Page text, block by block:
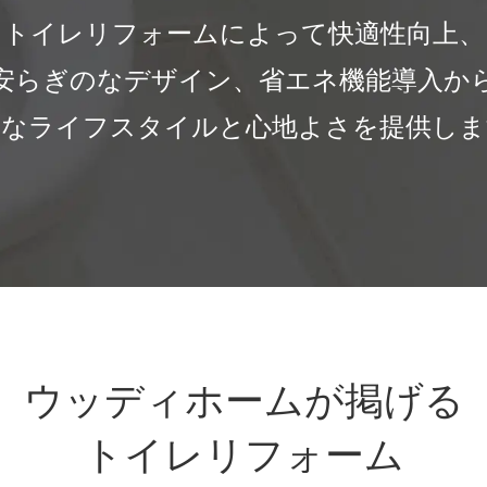
トイレリフォームによって快適性向上、
らぎのなデザイン、省エネ機能導入か
ライフスタイルと心地よさを提供し
ウッディホームが掲げる
トイレリフォーム